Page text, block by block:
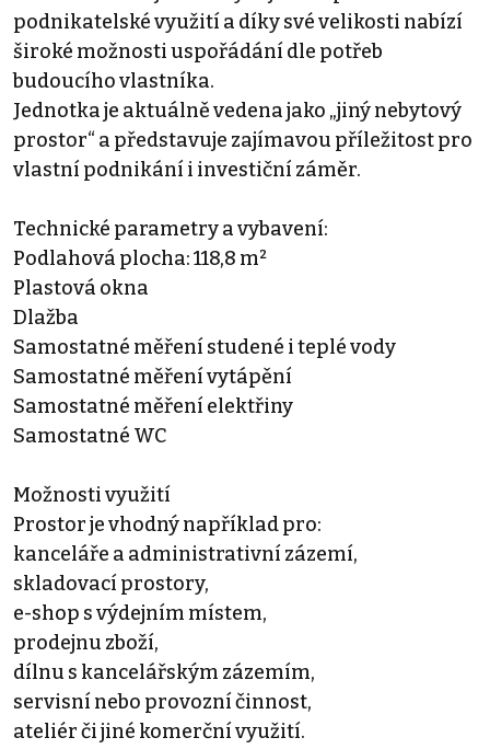
podnikatelské využití a díky své velikosti nabízí
široké možnosti uspořádání dle potřeb
budoucího vlastníka.
Jednotka je aktuálně vedena jako „jiný nebytový
prostor“ a představuje zajímavou příležitost pro
vlastní podnikání i investiční záměr.
Technické parametry a vybavení:
Podlahová plocha: 118,8 m²
Plastová okna
Dlažba
Samostatné měření studené i teplé vody
Samostatné měření vytápění
Samostatné měření elektřiny
Samostatné WC
Možnosti využití
Prostor je vhodný například pro:
kanceláře a administrativní zázemí,
skladovací prostory,
e-shop s výdejním místem,
prodejnu zboží,
dílnu s kancelářským zázemím,
servisní nebo provozní činnost,
ateliér či jiné komerční využití.